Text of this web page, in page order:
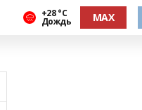
+28 °С
Дождь MAX